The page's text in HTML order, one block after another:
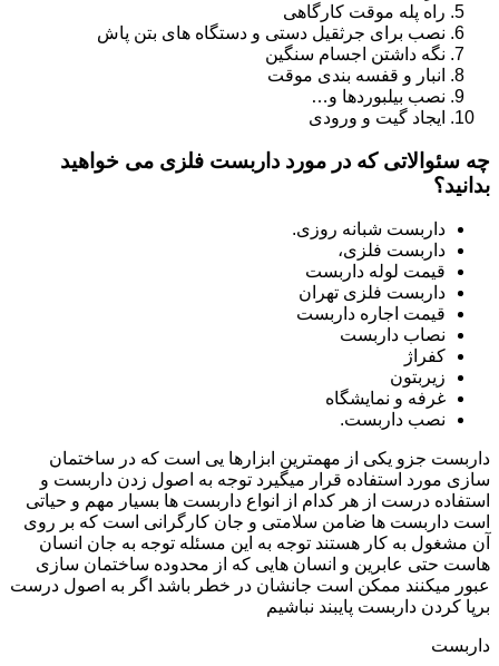
راه پله موقت کارگاهی
نصب برای جرثقیل دستی و دستگاه های بتن پاش
نگه داشتن اجسام سنگین
انبار و قفسه بندی موقت
نصب بیلبوردها و…
ایجاد گیت و ورودی
چه سئوالاتی که در مورد داربست فلزی می خواهید
بدانید؟
داربست شبانه روزی.
داربست فلزی،
قیمت لوله داربست
داربست فلزی تهران
قیمت اجاره داربست
نصاب داربست
کفراژ
زیربتون
غرفه و نمایشگاه
نصب داربست.
داربست جزو یکی از مهمترین ابزارها یی است که در ساختمان
سازی مورد استفاده قرار میگیرد توجه به اصول زدن داربست و
استفاده درست از هر کدام از انواع داربست ها بسیار مهم و حیاتی
است داربست ها ضامن سلامتی و جان کارگرانی است که بر روی
آن مشغول به کار هستند توجه به این مسئله توجه به جان انسان
هاست حتی عابرین و انسان هایی که از محدوده ساختمان سازی
عبور میکنند ممکن است جانشان در خطر باشد اگر به اصول درست
برپا کردن داربست پایبند نباشیم
داربست